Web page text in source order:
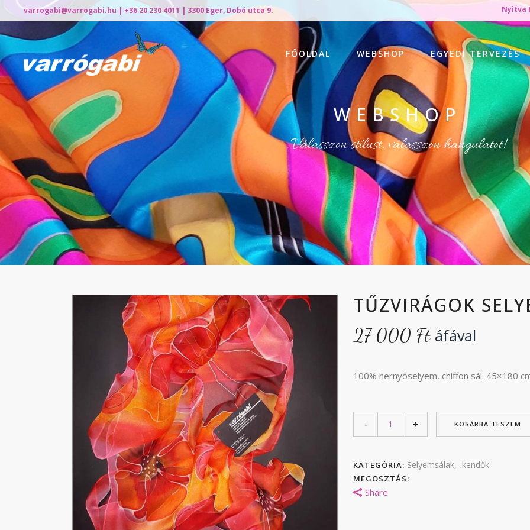
varrogabi@varrogabi.hu | +36 20 230 4011 | 3300 Eger, Dobó utca 9. Nyitva
FŐOLDAL WEBSHOP EGYEDI TERVEZÉS
WEBSHOP
Válasszon stílust, válasszon hangulatot!
TŰZVIRÁGOK
27 000 Ft áfával
100% hernyóselyem, chiffon sál. 45×180
KOSÁRBA TESZEM
KATEGÓRIA: Selyemsálak, -kendők
MEGOSZTÁS:
Share